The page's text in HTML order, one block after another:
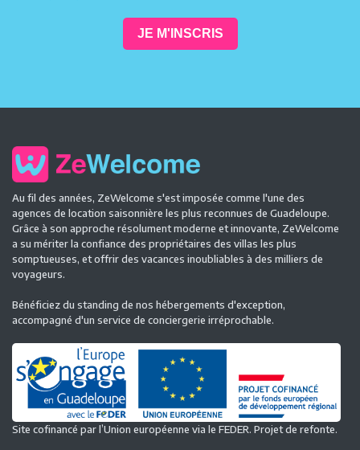
JE M'INSCRIS
Au fil des années, ZeWelcome s'est imposée comme l'une des
agences de location saisonnière les plus reconnues de Guadeloupe.
Grâce à son approche résolument moderne et innovante, ZeWelcome
a su mériter la confiance des propriétaires des villas les plus
somptueuses, et offrir des vacances inoubliables à des milliers de
voyageurs.
Bénéficiez du standing de nos hébergements d'exception,
accompagné d'un service de conciergerie irréprochable.
Site cofinancé par l’Union européenne via le FEDER. Projet de refonte.